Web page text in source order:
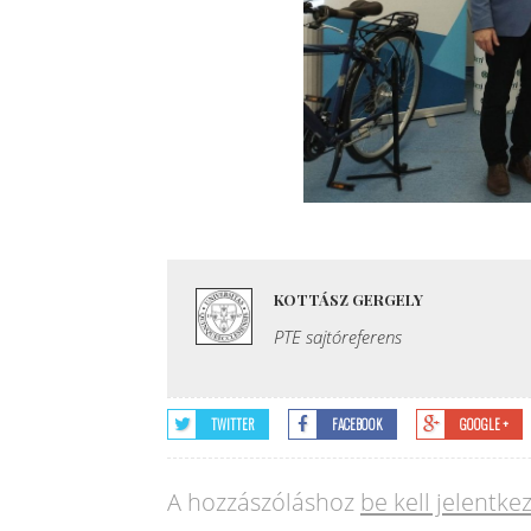
KOTTÁSZ GERGELY
PTE sajtóreferens
TWITTER FACEBOOK GOOGLE +
A hozzászóláshoz be kell